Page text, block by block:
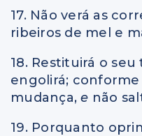
17. Não verá as
ribeiros de mel e
18. Restituirá o
engolirá; conforme
mudança,e não
19. Porquanto